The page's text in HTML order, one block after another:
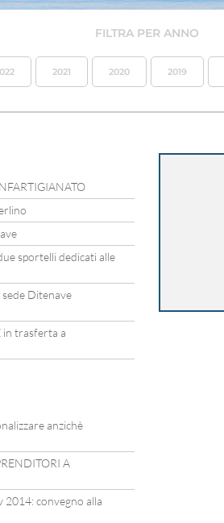
FILTRA PER ANNO
2021 2020 2019
sportelli dedicati alle
sede Ditenave
in trasferta a
anzichè
A
2014: convegno alla